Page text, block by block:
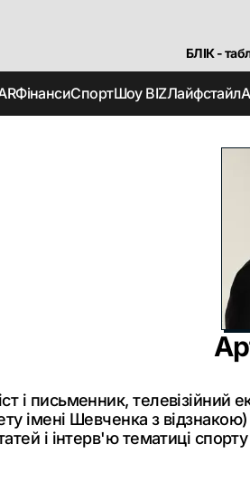
БЛІК -
ФінансиСпортШоу BIZЛайфстайл
і письменник, телевізійний
імені Шевченка з
і інтерв'ю тематиці